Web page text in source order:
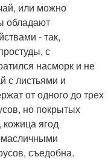
или можно
обладают
- так,
с
насморк и не
с листьями и
от одного до трех
но покрытых
ягод
съедобна.